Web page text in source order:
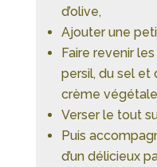
d’olive,
Ajouter une
Faire revenir
persil, du sel et
crème
Verser le tout
Puis
d’un délicieux